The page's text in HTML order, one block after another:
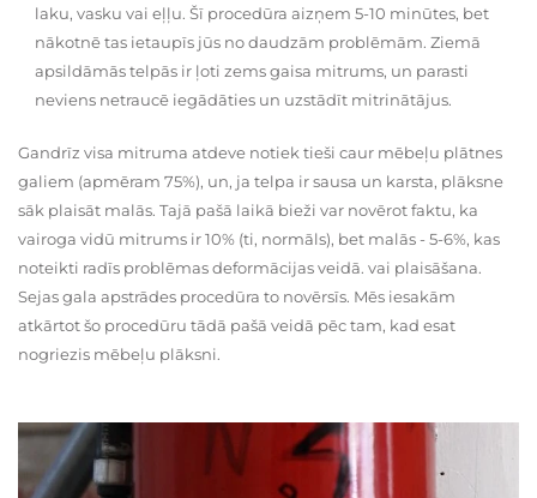
laku, vasku vai eļļu. Šī procedūra aizņem 5-10 minūtes, bet
nākotnē tas ietaupīs jūs no daudzām problēmām. Ziemā
apsildāmās telpās ir ļoti zems gaisa mitrums, un parasti
neviens netraucē iegādāties un uzstādīt mitrinātājus.
Gandrīz visa mitruma atdeve notiek tieši caur mēbeļu plātnes
galiem (apmēram 75%), un, ja telpa ir sausa un karsta, plāksne
sāk plaisāt malās. Tajā pašā laikā bieži var novērot faktu, ka
vairoga vidū mitrums ir 10% (ti, normāls), bet malās - 5-6%, kas
noteikti radīs problēmas deformācijas veidā. vai plaisāšana.
Sejas gala apstrādes procedūra to novērsīs. Mēs iesakām
atkārtot šo procedūru tādā pašā veidā pēc tam, kad esat
nogriezis mēbeļu plāksni.